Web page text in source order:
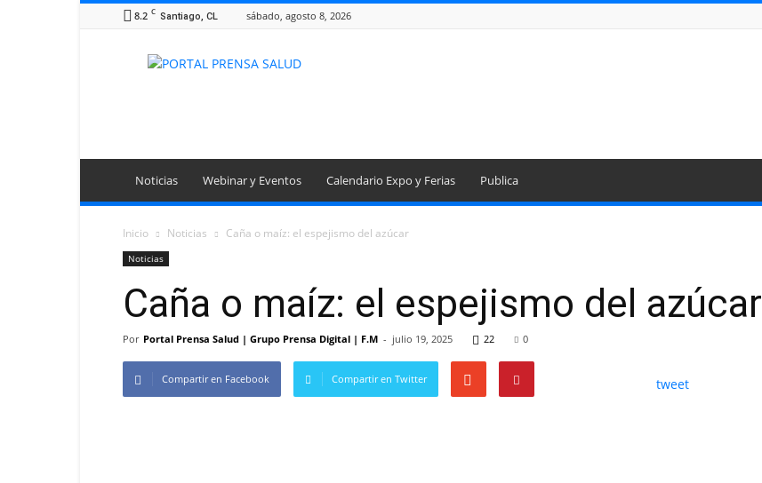
8.2 C Santiago, CL sábado, agosto 8, 2026
Portal
Noticias Webinar y Eventos Calendario Expo y Ferias Publica
Inicio Noticias Caña o maíz: el espejismo del azúcar
Noticias
Caña o maíz: el espejismo del azúcar
Por Portal Prensa Salud | Grupo Prensa Digital | F.M - julio 19, 2025 22 0
Compartir en Facebook Compartir en Twitter tweet